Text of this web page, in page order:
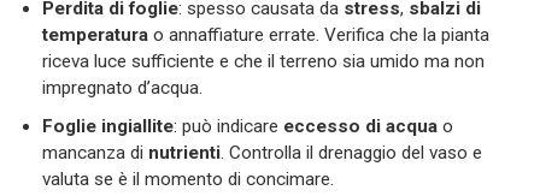
Perdita di foglie: spesso causata da stress, sbalzi di
temperatura o annaffiature errate. Verifica che la pianta
riceva luce sufficiente e che il terreno sia umido ma non
impregnato d’acqua.
Foglie ingiallite: può indicare eccesso di acqua o
mancanza di nutrienti. Controlla il drenaggio del vaso e
valuta se è il momento di concimare.